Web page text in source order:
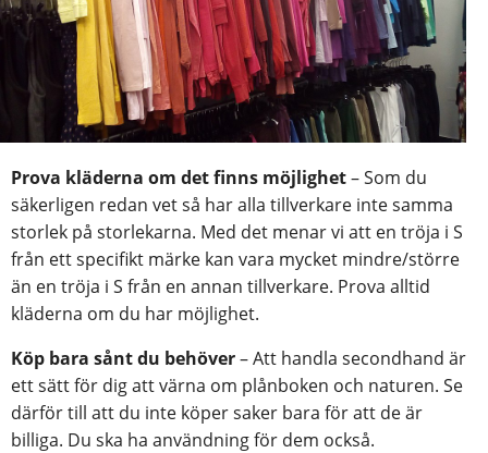
Prova kläderna om det finns möjlighet– Som du
säkerligen redan vet så har alla tillverkare inte samma
storlek på storlekarna. Med det menar vi att en tröja i S
från ett specifikt märke kan vara mycket mindre/större
än en tröja i S från en annan tillverkare. Prova alltid
kläderna om du har möjlighet.
Köp bara sånt du behöver– Att handla secondhand är
ett sätt för dig att värna om plånboken och naturen. Se
därför till att du inte köper saker bara för att de är
billiga. Du ska ha användning för dem också.